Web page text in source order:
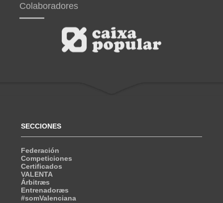
Colaboradores
SECCIONES
Federación
Competiciones
Certificados
VALENTA
Árbitræs
Entrenadoræs
#somValenciana